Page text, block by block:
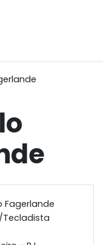
Fagerlande